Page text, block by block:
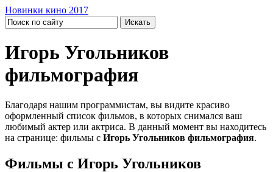
Новинки кино 2017
Игорь Угольников
фильмография
Благодаря нашим программистам, вы видите красиво
оформленный список фильмов, в которых снимался ваш
любимый актер или актриса. В данный момент вы находитесь
на странице: фильмы с Игорь Угольников фильмография.
Фильмы с Игорь Угольников